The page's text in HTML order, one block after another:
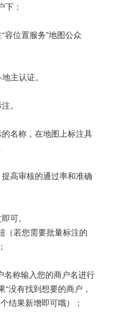
下：
容位置服务”地图公众
主认证。
。
名称，在地图上标注具
高审核的通过率和准确
可。
（若您需要批量标注的
名称输入您的商户名进行
没有找到想要的商户，
结果新增即可哦）；